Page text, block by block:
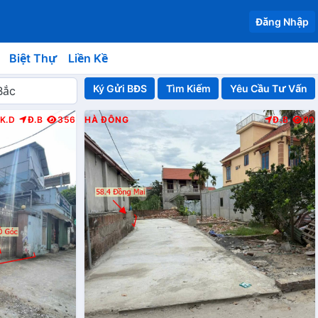
Đăng Nhập
Biệt Thự Liền Kề
Ký Gửi BĐS Yêu Cầu Tư Vấn
K.D Đ.B 356 HÀ ĐÔNG Đ.B 90